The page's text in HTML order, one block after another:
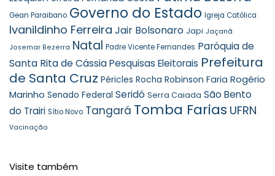
Gean Paraibano Governo do Estado Igreja Católica
Ivanildinho Ferreira Jair Bolsonaro Japi Jaçanã
Josemar Bezerra Natal Padre Vicente Fernandes Paróquia de
Santa Rita de CássiaPesquisas Eleitorais Prefeitura
de Santa Cruz Péricles Rocha Robinson Faria Rogério
Marinho Senado Federal Seridó Serra Caiada São Bento
do Trairi Sítio Novo Tangará Tomba Farias UFRN
Vacinação
Visite também